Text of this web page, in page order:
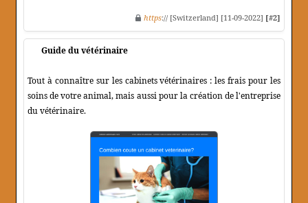
https:// [Switzerland] [11-09-2022] [#2]
Guide du vétérinaire
Tout à connaître sur les cabinets vétérinaires : les frais pour les
soins de votre animal, mais aussi pour la création de l'entreprise
du vétérinaire.